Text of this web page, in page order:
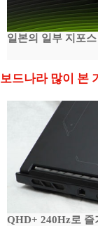
일본의 일부 지포
보드나라 많이 본
QHD+ 240Hz로 즐